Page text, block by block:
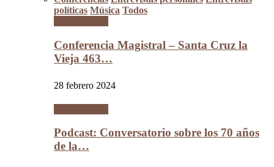
políticas Música Todos
Conferencia Magistral – Santa Cruz la
Vieja 463…
28 febrero 2024
Podcast: Conversatorio sobre los 70 años
de la…